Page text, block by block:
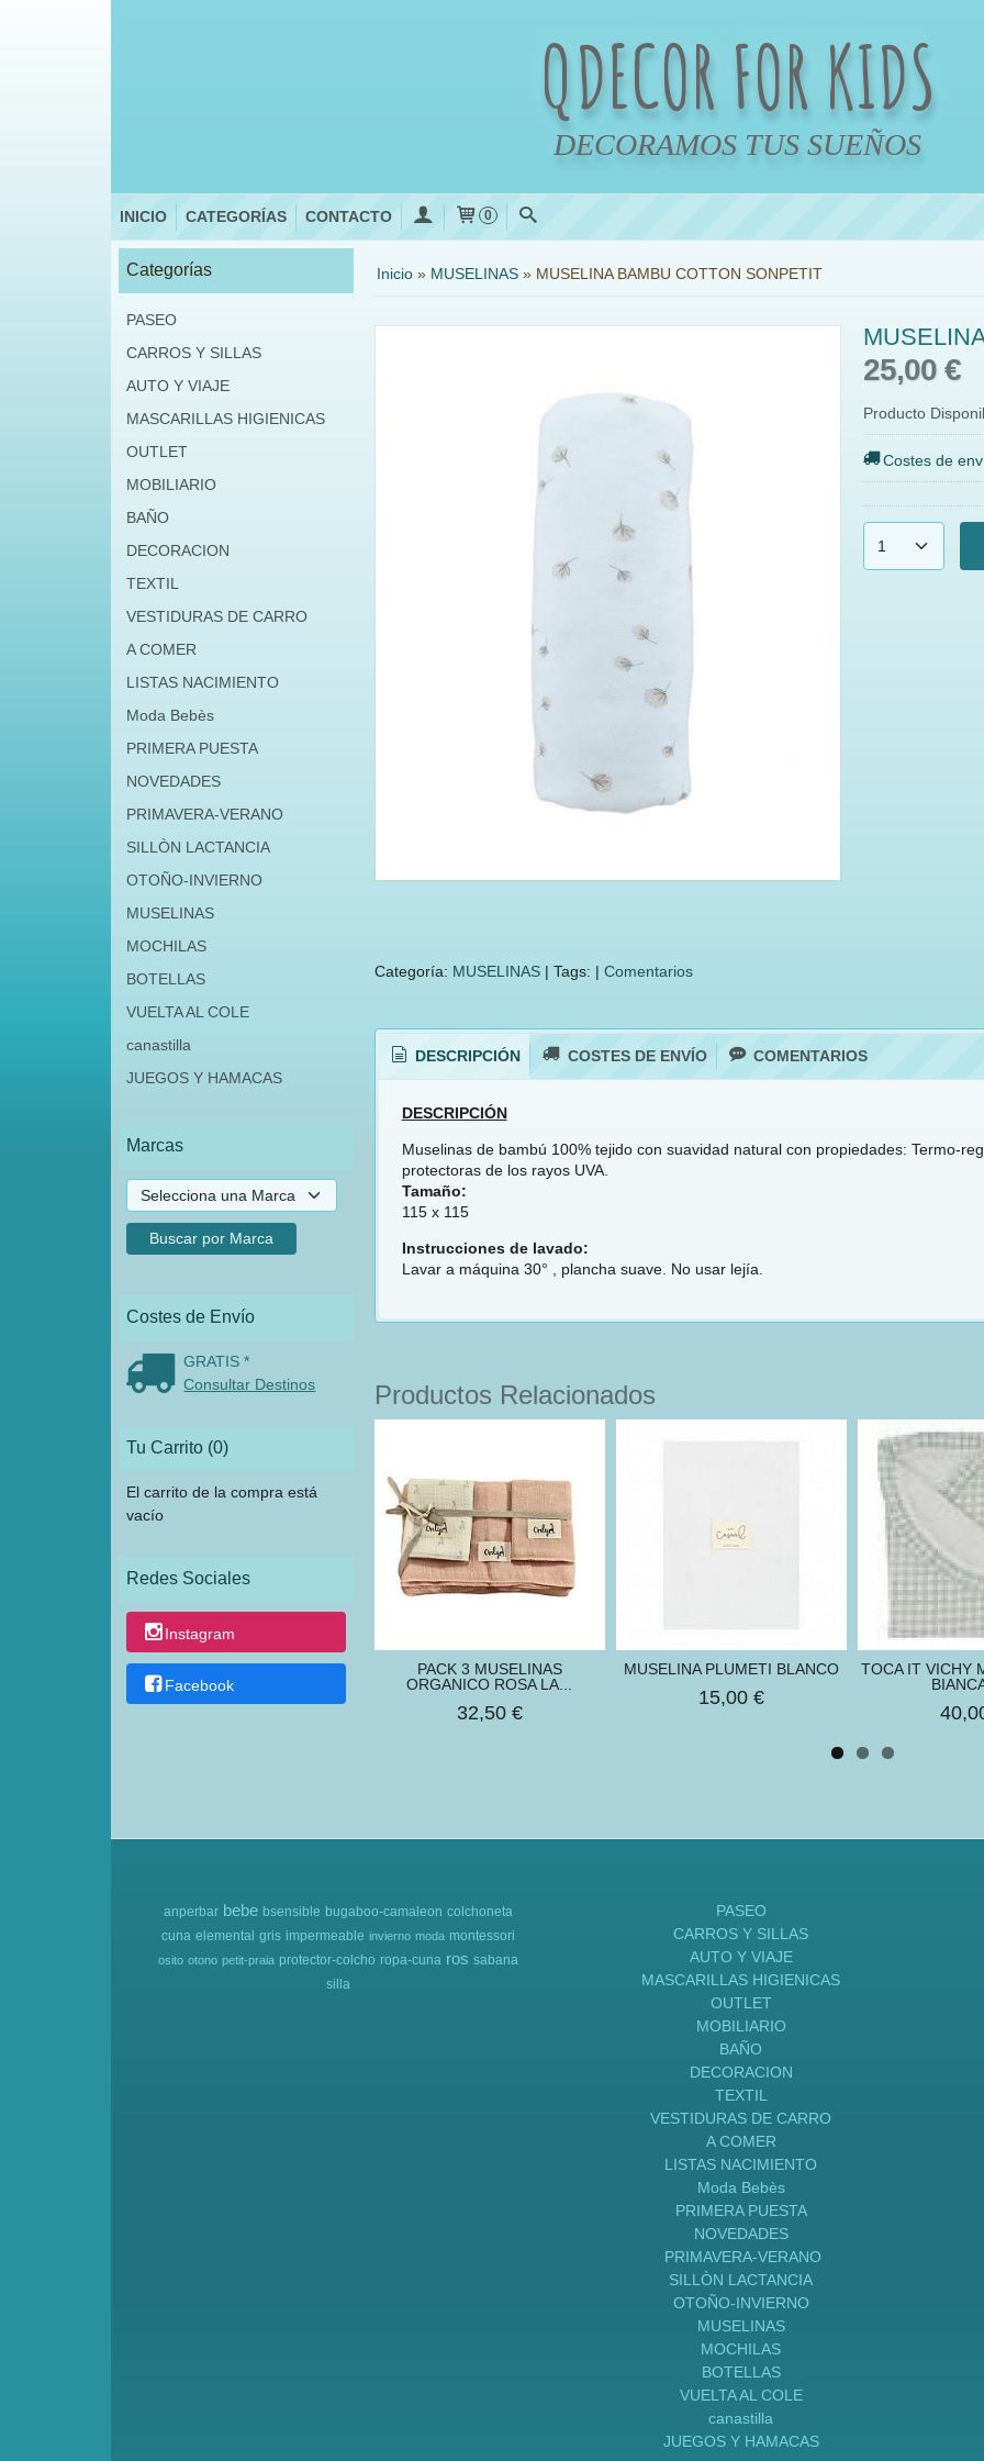
QDECOR FOR KIDS
DECORAMOS TUS SUEÑOS
INICIO CATEGORÍAS CONTACTO 0
Categorías
PASEO
CARROS Y SILLAS
AUTO Y VIAJE
MASCARILLAS HIGIENICAS
OUTLET
MOBILIARIO
BAÑO
DECORACION
TEXTIL
VESTIDURAS DE CARRO
A COMER
LISTAS NACIMIENTO
Moda Bebès
PRIMERA PUESTA
NOVEDADES
PRIMAVERA-VERANO
SILLÒN LACTANCIA
OTOÑO-INVIERNO
MUSELINAS
MOCHILAS
BOTELLAS
VUELTA AL COLE
canastilla
JUEGOS Y HAMACAS
Marcas
Costes de Envío
GRATIS *
Consultar Destinos
Tu Carrito (0)
El carrito de la compra está
vacío
Redes Sociales
Instagram
Facebook
Inicio» MUSELINAS» MUSELINA BAMBU COTTON SONPETIT
25,00 €
Producto
Costes de
Categoría: MUSELINAS| Tags: | Comentarios
DESCRIPCIÓN COSTES DE ENVÍO COMENTARIOS
DESCRIPCIÓN
Muselinas de bambú 100% tejido con suavidad natural con propiedades: Termo-
protectoras de los rayos UVA.
Tamaño:
115 x 115
Instrucciones de lavado:
Lavar a máquina 30° , plancha suave. No usar lejía.
Productos Relacionados
PACK 3 MUSELINAS
ORGANICO ROSA LA...
32,50 €
MUSELINA PLUMETI BLANCO
15,00 €
TOCA IT VICHY
anperbar bebe bsensible bugaboo-camaleon colchoneta
cuna elemental gris impermeable invierno moda montessori
osito otono petit-praia protector-colcho ropa-cuna ros sabana
silla
PASEO
CARROS Y SILLAS
AUTO Y VIAJE
MASCARILLAS HIGIENICAS
OUTLET
MOBILIARIO
BAÑO
DECORACION
TEXTIL
VESTIDURAS DE CARRO
A COMER
LISTAS NACIMIENTO
Moda Bebès
PRIMERA PUESTA
NOVEDADES
PRIMAVERA-VERANO
SILLÒN LACTANCIA
OTOÑO-INVIERNO
MUSELINAS
MOCHILAS
BOTELLAS
VUELTA AL COLE
canastilla
JUEGOS Y HAMACAS